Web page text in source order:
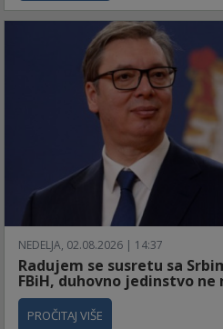
NEDELJA, 02.08.2026 | 14:37
Radujem se susretu sa
FBiH, duhovno jedinstvo ne
PROČITAJ VIŠE